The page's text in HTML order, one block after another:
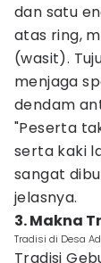
dan satu
atas ring,
(wasit).
menjaga
dendam
"Peserta
serta kaki
sangat
jelasnya.
3. Makna
Tradisi di Desa
Tradisi